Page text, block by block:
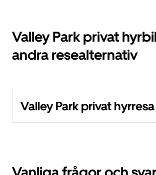
Valley Park privat
andra resealternativ
Valley Park privat hyrresa